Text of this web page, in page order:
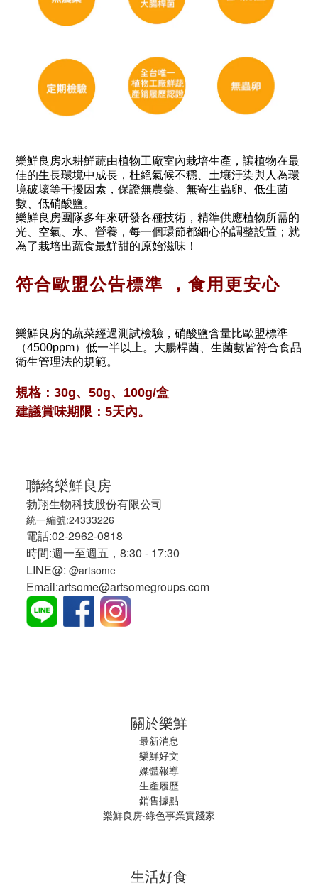
樂鮮良房水耕鮮蔬由植物工廠室內栽培生產，讓植物在最
佳的生長環境中成長，杜絕氣候不穩、土壤汙染與人為環
境破壞等干擾因素，保證無農藥、無寄生蟲卵、低生菌
數、低硝酸鹽。
樂鮮良房團隊多年來研發各種技術，精準供應植物所需的
光、空氣、水、營養，每一個環節都細心的調整設置；就
為了栽培出蔬食最鮮甜的原始滋味！
符合歐盟公告標準 ，食用更安心
樂鮮良房的蔬菜經過測試檢驗，硝酸鹽含量比歐盟標準
（4500ppm）低一半以上。大腸桿菌、生菌數皆符合食品
衛生管理法的規範。
規格：30g、50g、100g/盒
建議賞味期限：5天內。
聯絡樂鮮良房
勃翔生物科技股份有限公司
統一編號:24333226
電話:02-2962-0818
時間:週一至週五，8:30 - 17:30
LINE@: @artsome
Email:artsome@artsomegroups.com
關於樂鮮
最新消息
樂鮮好文
媒體報導
生產履歷
銷售據點
樂鮮良房‧綠色事業實踐家
生活好食